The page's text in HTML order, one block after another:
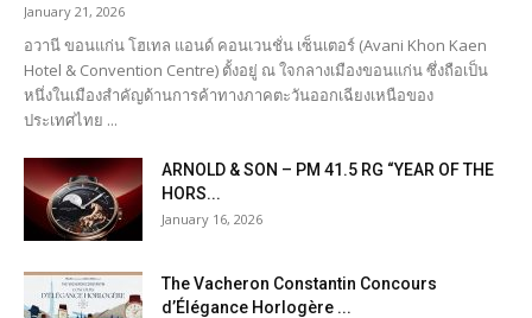
January 21, 2026
อวานี ขอนแก่น โฮเทล แอนด์ คอนเวนชั่น เซ็นเตอร์ (Avani Khon Kaen
Hotel & Convention Centre) ตั้งอยู่ ณ ใจกลางเมืองขอนแก่น ซึ่งถือเป็น
หนึ่งในเมืองสำคัญด้านการค้าทางภาคตะวันออกเฉียงเหนือของ
ประเทศไทย ...
ARNOLD & SON – PM 41.5 RG “YEAR OF THE
HORS...
January 16, 2026
The Vacheron Constantin Concours
d’Élégance Horlogère ...